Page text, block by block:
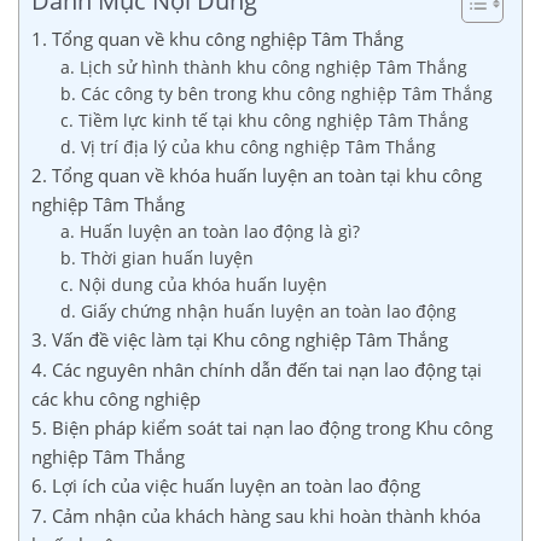
1. Tổng quan về khu công nghiệp Tâm Thắng
a. Lịch sử hình thành khu công nghiệp Tâm Thắng
b. Các công ty bên trong khu công nghiệp Tâm Thắng
c. Tiềm lực kinh tế tại khu công nghiệp Tâm Thắng
d. Vị trí địa lý của khu công nghiệp Tâm Thắng
2. Tổng quan về khóa huấn luyện an toàn tại khu công
nghiệp Tâm Thắng
a. Huấn luyện an toàn lao động là gì?
b. Thời gian huấn luyện
c. Nội dung của khóa huấn luyện
d. Giấy chứng nhận huấn luyện an toàn lao động
3. Vấn đề việc làm tại Khu công nghiệp Tâm Thắng
4. Các nguyên nhân chính dẫn đến tai nạn lao động tại
các khu công nghiệp
5. Biện pháp kiểm soát tai nạn lao động trong Khu công
nghiệp Tâm Thắng
6. Lợi ích của việc huấn luyện an toàn lao động
7. Cảm nhận của khách hàng sau khi hoàn thành khóa